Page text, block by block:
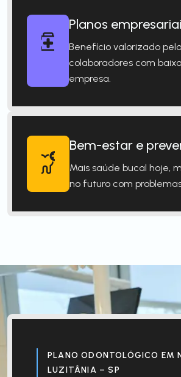
Planos
Benefício valorizado
colaboradores com
empresa.
Bem-estar e
Mais saúde bucal hoje,
no futuro com
PLANO ODONTOLÓGICO EM
LUZITÂNIA – SP